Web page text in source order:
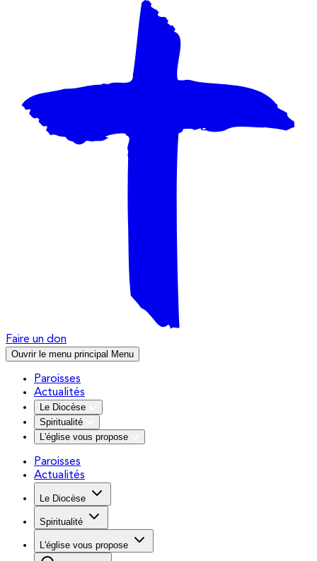
Faire un don
Ouvrir le menu principal Menu
Paroisses
Actualités
Le Diocèse
Spiritualité
L'église vous propose
Paroisses
Actualités
Le Diocèse
Spiritualité
L'église vous propose